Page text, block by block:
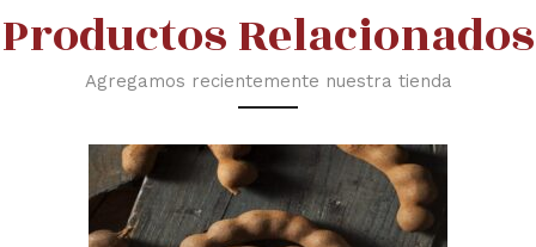
Productos Relacionados
Agregamos recientemente nuestra tienda